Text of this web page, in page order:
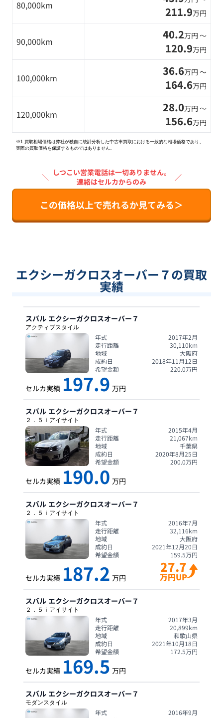
80,000km 211.9万円
90,000km 40.2万円 〜
120.9万円
100,000km 36.6万円 〜
164.6万円
120,000km 28.0万円 〜
156.6万円
※1 買取相場価格は弊社が独自に統計分析した中古車買取における一般的な相場価格であり、
実際の買取価格を保証するものではありません。
＼ しつこい営業電話は一切ありません。
連絡はセルカからのみ
／
この価格以上で売れるか見てみる＞
エクシーガクロスオーバー７の買取
実績
スバル エクシーガクロスオーバー７
アクティブスタイル
年式
2017年2月
走行距離
30,110km
地域
大阪府
成約日
2018年11月12日
希望金額
220.0万円
セルカ実績 197.9 万円
スバル エクシーガクロスオーバー７
２．５ｉアイサイト
年式
2015年4月
走行距離
21,067km
地域
千葉県
成約日
2020年8月25日
希望金額
200.0万円
セルカ実績 190.0 万円
スバル エクシーガクロスオーバー７
２．５ｉアイサイト
年式
2016年7月
走行距離
32,116km
地域
大阪府
成約日
2021年12月20日
希望金額
159.5万円
セルカ実績 187.2 万円
27.7
万円UP
スバル エクシーガクロスオーバー７
２．５ｉアイサイト
年式
2017年3月
走行距離
20,899km
地域
和歌山県
成約日
2021年10月18日
希望金額
172.5万円
セルカ実績 169.5 万円
スバル エクシーガクロスオーバー７
モダンスタイル
年式
2016年9月